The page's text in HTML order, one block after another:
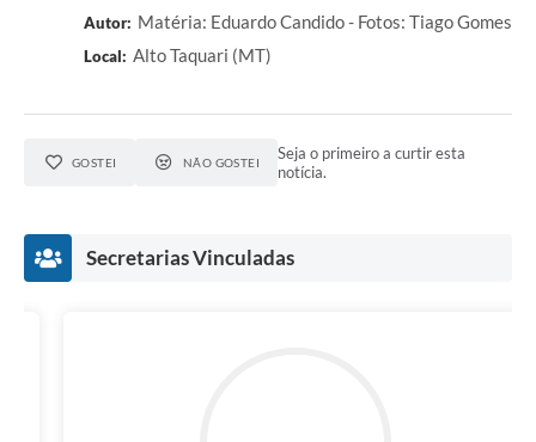
Autor: Matéria: Eduardo Candido - Fotos: Tiago Gomes
Local: Alto Taquari (MT)
GOSTEI NÃO GOSTEI
Seja o primeiro a curtir esta
notícia.
Secretarias Vinculadas